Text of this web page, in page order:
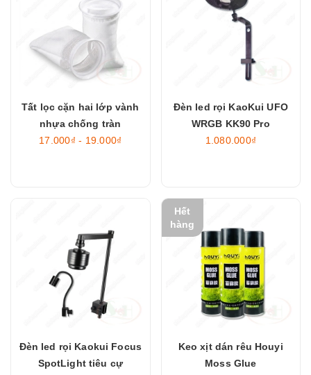
Tất lọc cặn hai lớp vành
nhựa chống tràn
17.000₫ - 19.000₫
Đèn led rọi KaoKui UFO
WRGB KK90 Pro
1.080.000₫
Đèn led rọi Kaokui Focus
SpotLight tiêu cự
Hết
hàng
Keo xịt dán rêu Houyi
Moss Glue